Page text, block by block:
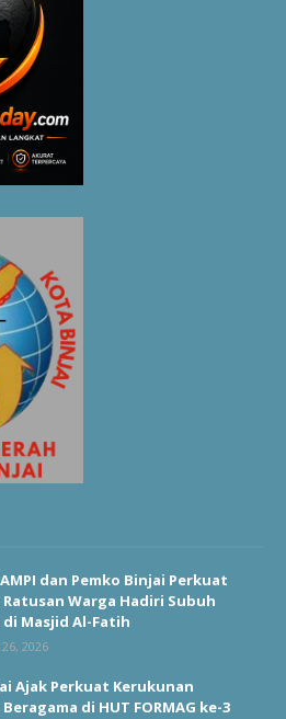
dan Pemko Binjai Perkuat
Ratusan Warga Hadiri Subuh
Masjid Al-Fatih
2026
Ajak Perkuat Kerukunan
di HUT FORMAG ke-3